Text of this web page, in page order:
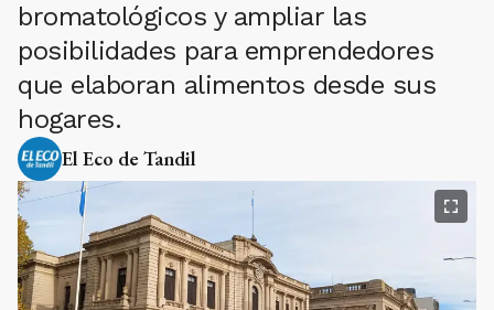
bromatológicos y ampliar las
posibilidades para emprendedores
que elaboran alimentos desde sus
hogares.
El Eco de Tandil